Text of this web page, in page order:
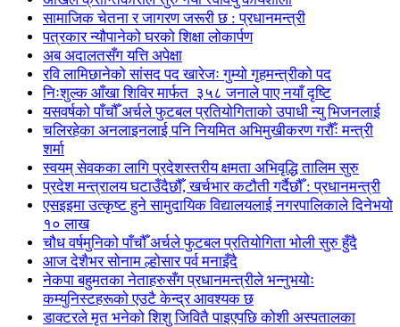
सामाजिक चेतना र जागरण जरूरी छ : प्रधानमन्त्री
पत्रकार न्यौपानेको घरको शिक्षा लोकार्पण
अब अदालतसँग यत्ति अपेक्षा
रवि लामिछानेको सांसद पद खारेजः गुम्यो गृहमन्त्रीको पद
निःशुल्क आँखा शिविर मार्फत ३५८ जनाले पाए नयाँ दृष्टि
यसवर्षको पाँचौँ अर्चले फुटबल प्रतियोगिताको उपाधी न्यु भिजनलाई
चलिरहेका अनलाइनलाई पनि नियमित अभिमुखीकरण गरौँः मन्त्री
शर्मा
स्वयम् सेवकका लागि प्रदेशस्तरीय क्षमता अभिवृद्धि तालिम सुरु
प्रदेश मन्त्रालय घटाउँदैछौँ, खर्चभार कटौती गर्दैछौँ : प्रधानमन्त्री
एसइइमा उत्कृष्ट हुने सामुदायिक विद्यालयलाई नगरपालिकाले दिनेभयो
१० लाख
चौध वर्षमुनिको पाँचौँ अर्चले फुटबल प्रतियोगिता भोली सुरु हुँदै
आज देशैभर सोनाम ल्होसार पर्व मनाइँदै
नेकपा बहुमतका नेताहरुसँग प्रधानमन्त्रीले भन्नुभयोः
कम्युनिस्टहरूको एउटै केन्द्र आवश्यक छ
डाक्टरले मृत भनेको शिशु जिवितै पाइएपछि कोशी अस्पतालका